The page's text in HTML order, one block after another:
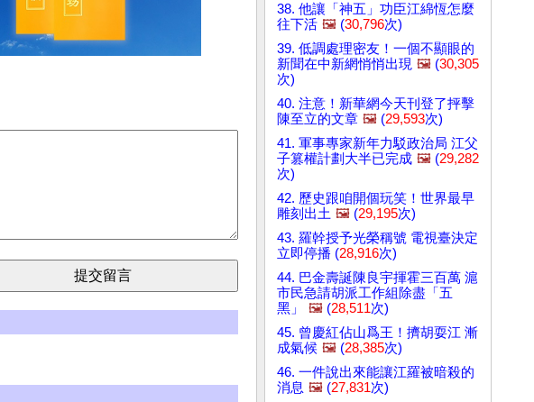
38. 他讓「神五」功臣江綿恆怎麼
往下活 🖼️ (30,796次)
39. 低調處理密友！一個不顯眼的
新聞在中新網悄悄出現 🖼️ (30,305
次)
40. 注意！新華網今天刊登了抨擊
陳至立的文章 🖼️ (29,593次)
41. 軍事專家新年力駁政治局 江父
子篡權計劃大半已完成 🖼️ (29,282
次)
42. 歷史跟咱開個玩笑！世界最早
雕刻出土 🖼️ (29,195次)
43. 羅幹授予光榮稱號 電視臺決定
立即停播 (28,916次)
44. 巴金壽誕陳良宇揮霍三百萬 滬
市民急請胡派工作組除盡「五
黑」
🖼️ (28,511次)
45. 曾慶紅佔山爲王！擠胡耍江 漸
成氣候 🖼️ (28,385次)
46. 一件說出來能讓江羅被暗殺的
消息 🖼️ (27,831次)